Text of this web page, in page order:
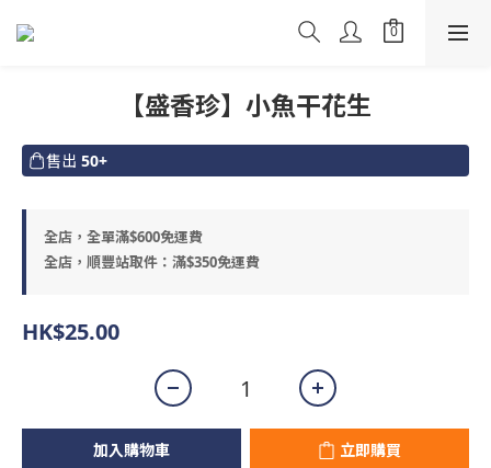
【盛香珍】小魚干花生
售出 50+
全店，全單滿$600免運費
全店，順豐站取件：滿$350免運費
HK$25.00
加入購物車 立即購買